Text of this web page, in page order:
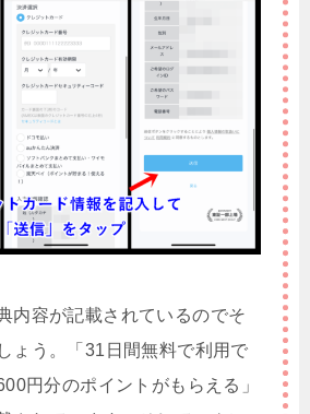
内容が記載されているのでそ
ょう。「31日間無料で利用で
円分のポイントがもらえる」